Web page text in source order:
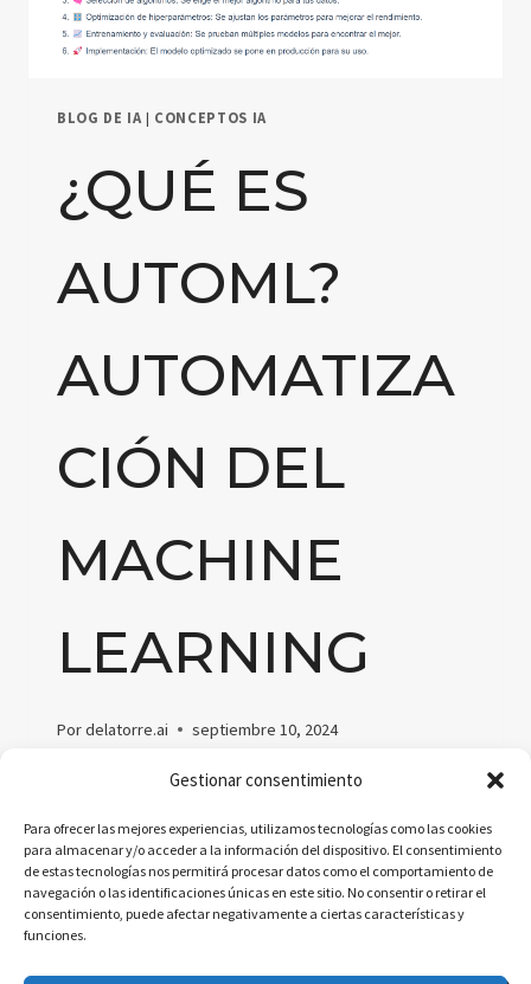
Gestionar consentimiento
Para ofrecer las mejores experiencias, utilizamos tecnologías como las cookies
para almacenar y/o acceder a la información del dispositivo. El consentimiento
de estas tecnologías nos permitirá procesar datos como el comportamiento de
navegación o las identificaciones únicas en este sitio. No consentir o retirar el
consentimiento, puede afectar negativamente a ciertas características y
funciones.
BLOG DE IA | CONCEPTOS IA
¿QUÉ ES
AUTOML?
AUTOMATIZA
CIÓN DEL
MACHINE
LEARNING
Pordelatorre.ai septiembre 10, 2024
AutoML automatiza el machine learning,
predictivos para usuarios sin experiencia
técnica.
LEER MÁS